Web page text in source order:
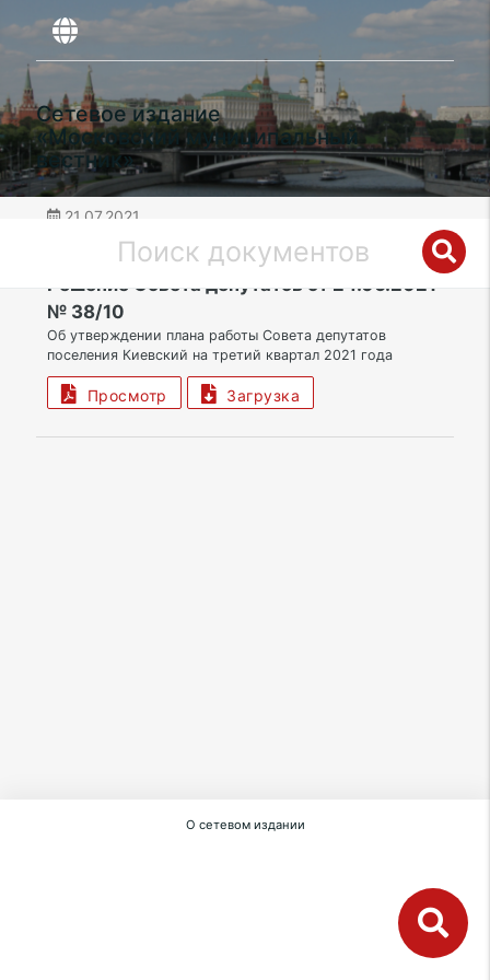
Сетевое издание
«Московский муниципальный
вестник»
21.07.2021
ТАО | Поселение Киевский
Решение Совета депутатов от 24.06.2021
№ 38/10
Об утверждении плана работы Совета депутатов
поселения Киевский на третий квартал 2021 года
Просмотр Загрузка
О сетевом издании